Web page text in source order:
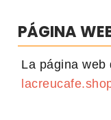
PÁGINA
La página web